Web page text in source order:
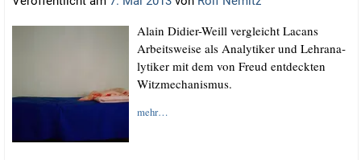
Alain Didier-Weill ver­gleicht Lacans
Arbeits­wei­se als Ana­ly­ti­ker und Lehr­ana­
ly­ti­ker mit dem von Freud ent­deck­ten
Witzmechanismus.
mehr…